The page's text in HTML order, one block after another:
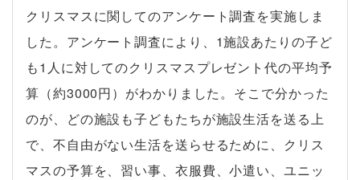
クリスマスに関してのアンケート調査を実施しま
した。アンケート調査により、1施設あたりの子ど
も1人に対してのクリスマスプレゼント代の平均予
算（約3000円）がわかりました。そこで分かった
のが、どの施設も子どもたちが施設生活を送る上
で、不自由がない生活を送らせるために、クリス
マスの予算を、習い事、衣服費、小遣い、ユニッ